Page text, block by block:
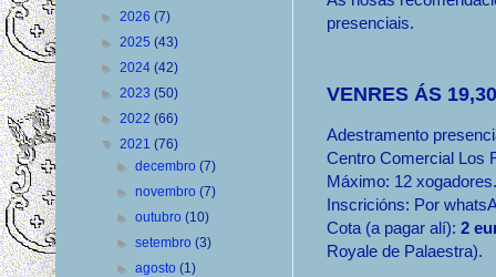
presenciais.
VENRES ÁS 19,30
Adestramento
Centro Comercial Los
Máximo: 12 xogadores.
Inscricións: Por
Cota (a pagar alí): 2
Royale de Palaestra).
► 2026 (7)
► 2025 (43)
► 2024 (42)
► 2023 (50)
► 2022 (66)
▼ 2021 (76)
►decembro(7)
►novembro(7)
►outubro(10)
►setembro(3)
►agosto(1)